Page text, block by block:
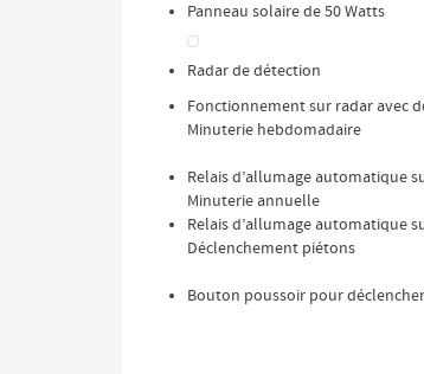
Panneau solaire de 50 Watts
Radar de détection
Fonctionnement sur radar avec
Minuterie hebdomadaire
Relais d’allumage automatique
Minuterie annuelle
Relais d’allumage automatique
Déclenchement piétons
Bouton poussoir pour